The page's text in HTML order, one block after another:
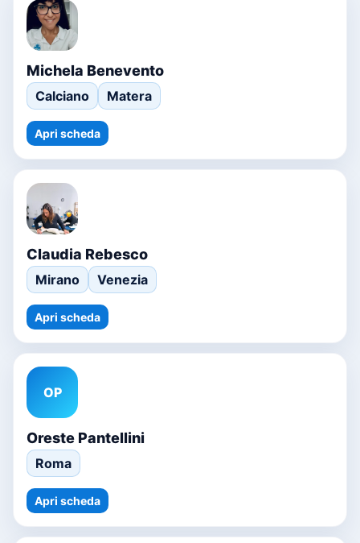
Michela Benevento
Calciano Matera
Apri scheda
Claudia Rebesco
Mirano Venezia
Apri scheda
OP
Oreste Pantellini
Roma
Apri scheda